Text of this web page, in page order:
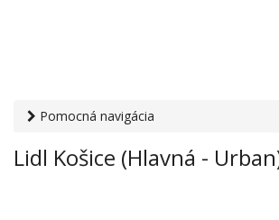
Pomocná navigácia
supermarkety› Lidl Košice (Hlavná - Urban)
Lidl Košice (Hlavná -